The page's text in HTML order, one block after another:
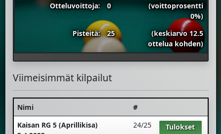
Otteluvoittoja:
0
(voittoprosentti
0%)
Pisteitä:
25
(keskiarvo 12.5
ottelua kohden)
Viimeisimmät kilpailut
Nimi
#
Kaisan RG 5 (Aprillikisa)
24/25 Tulokset